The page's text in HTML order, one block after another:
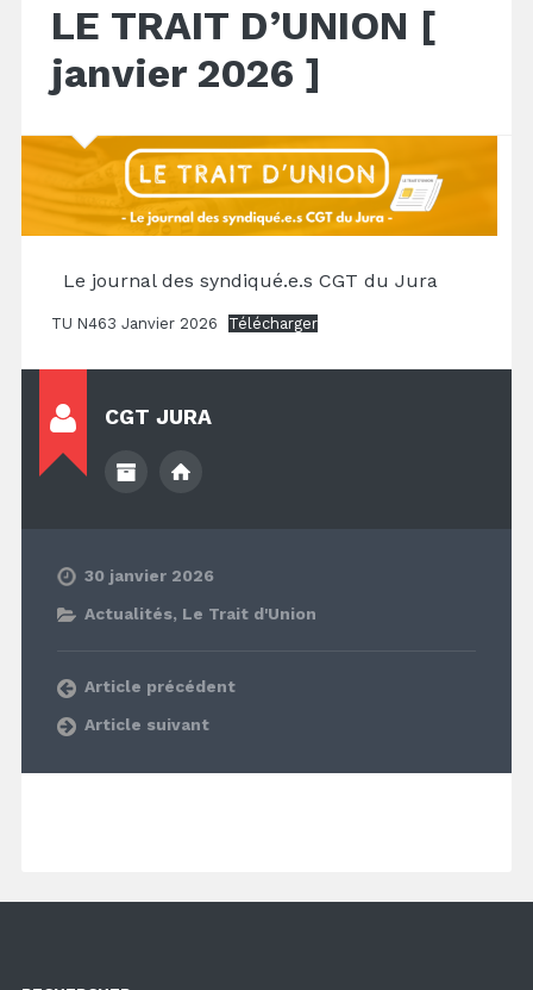
LE TRAIT D’UNION [
janvier 2026 ]
Le journal des syndiqué.e.s CGT du Jura
TU N463 Janvier 2026 Télécharger
CGT JURA
30 janvier 2026
Actualités, Le Trait d'Union
Article précédent
Article suivant